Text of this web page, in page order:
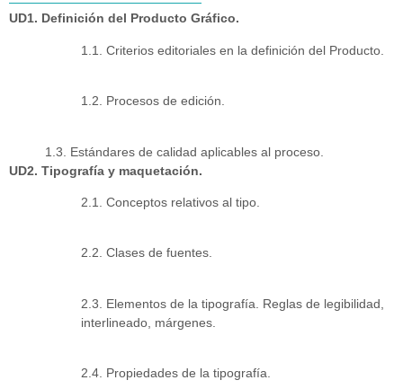
UD1. Definición del Producto Gráfico.
1.1. Criterios editoriales en la definición del Producto.
1.2. Procesos de edición.
1.3. Estándares de calidad aplicables al proceso.
UD2. Tipografía y maquetación.
2.1. Conceptos relativos al tipo.
2.2. Clases de fuentes.
2.3. Elementos de la tipografía. Reglas de legibilidad,
interlineado, márgenes.
2.4. Propiedades de la tipografía.